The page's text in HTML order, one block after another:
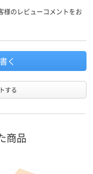
様のレビューコメントをお
く
する
商品